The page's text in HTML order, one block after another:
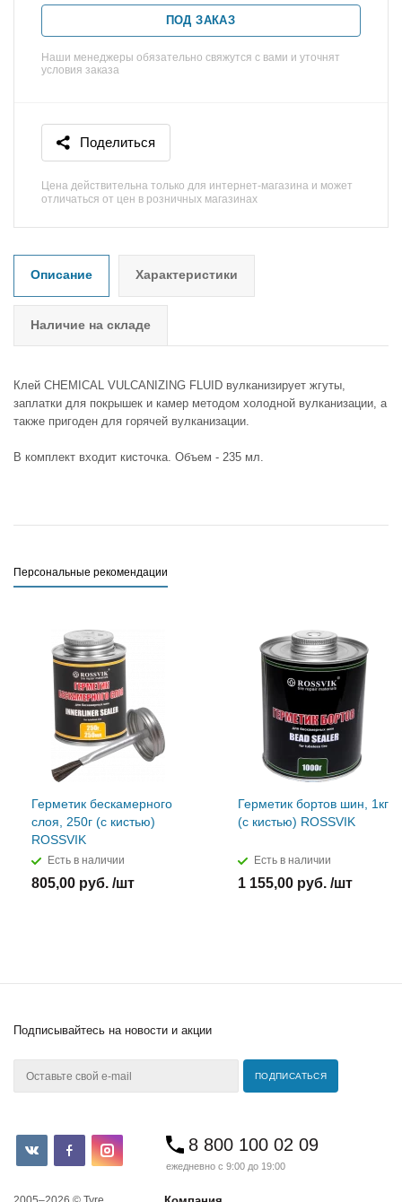
ПОД ЗАКАЗ
Наши менеджеры обязательно свяжутся с вами и уточнят
условия заказа
Поделиться
Цена действительна только для интернет-магазина и может
отличаться от цен в розничных магазинах
Описание Характеристики
Наличие на складе
Клей CHEMICAL VULCANIZING FLUID вулканизирует жгуты,
заплатки для покрышек и камер методом холодной вулканизации, а
также пригоден для горячей вулканизации.
В комплект входит кисточка. Объем - 235 мл.
Персональные рекомендации
Герметик бескамерного
слоя, 250г (с кистью)
ROSSVIK
Есть в наличии
805,00 руб. /шт
Герметик бортов шин, 1кг
(с кистью) ROSSVIK
Есть в наличии
1 155,00 руб. /шт
Подписывайтесь на новости и акции
8 800 100 02 09
ежедневно с 9:00 до 19:00